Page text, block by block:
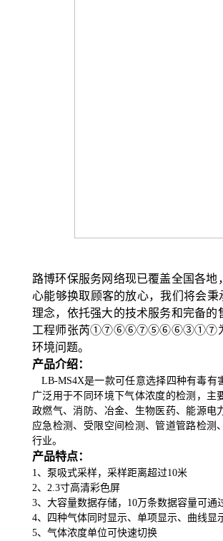
路博环保服务网络现已覆盖全国各地
心能够换取顾客的放心，我们将会秉
理念，依托强大的技术服务和完备的
工程师张芮①⑦⑥⑥⑦⑤⑥⑥③①⑦为
环境问题。
产品介绍：
LB-MS4X是一款可任意选择四种有毒有
广泛用于不同环境下气体浓度的检测，主
政燃气、消防、冶金、生物医药、能源电
应急检测、受限空间检测、管道管路检测
行业。
产品特点：
1、 泵吸式采样，采样距离超过10米
2、2.3寸高清彩色屏
3、 大容量数据存储， 10万条数据容量可通
4、四种气体同时显示、单项显示、曲线显
5、 气体浓度单位可快速切换